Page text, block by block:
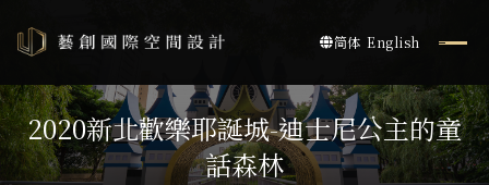
简体 English
2020新北歡樂耶誕城-迪士尼公主的童
話森林